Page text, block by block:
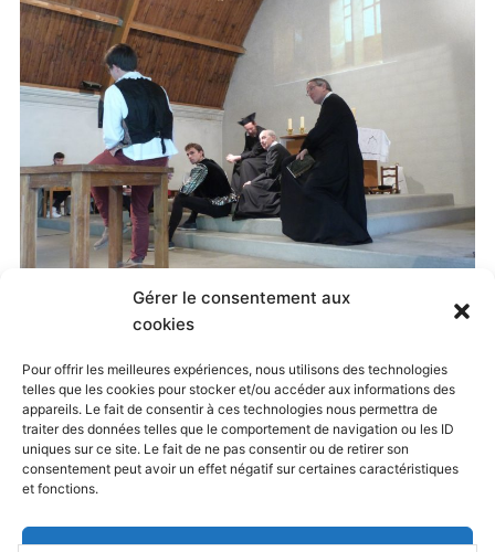
Gérer le consentement aux
cookies
Pour offrir les meilleures expériences, nous utilisons des technologies
telles que les cookies pour stocker et/ou accéder aux informations des
appareils. Le fait de consentir à ces technologies nous permettra de
traiter des données telles que le comportement de navigation ou les ID
uniques sur ce site. Le fait de ne pas consentir ou de retirer son
consentement peut avoir un effet négatif sur certaines caractéristiques
et fonctions.
27 mai 2019
Preferisco il Paradiso !. Both comments and
trackbacks are currently closed.
← Previous